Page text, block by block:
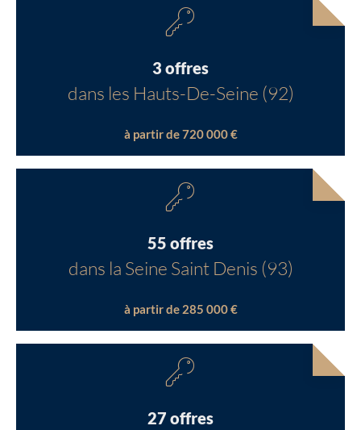
3 offres
dans les Hauts-De-Seine (92)
à partir de 720 000 €
55 offres
dans la Seine Saint Denis (93)
à partir de 285 000 €
27 offres